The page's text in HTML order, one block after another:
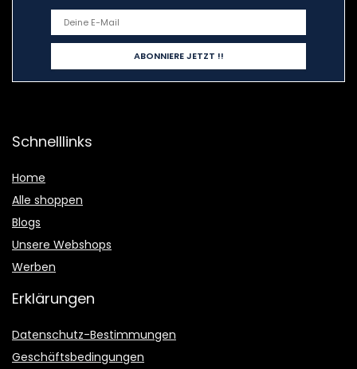
Schnelllinks
Home
Alle shoppen
Blogs
Unsere Webshops
Werben
Erklärungen
Datenschutz-Bestimmungen
Geschäftsbedingungen